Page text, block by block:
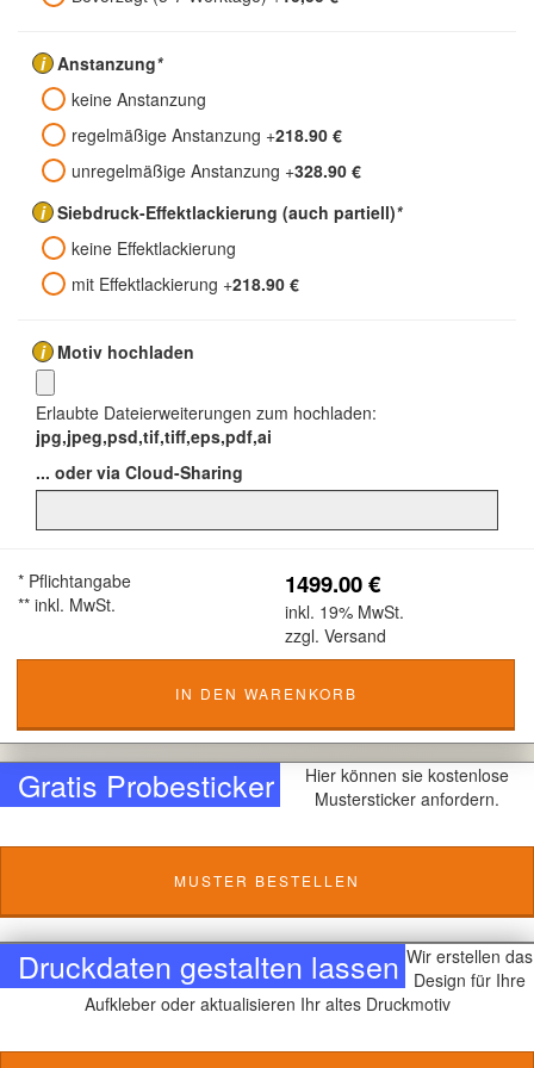
i Anstanzung*
keine Anstanzung
regelmäßige Anstanzung +218.90 €
unregelmäßige Anstanzung +328.90 €
i Siebdruck-Effektlackierung (auch partiell)*
keine Effektlackierung
mit Effektlackierung +218.90 €
i Motiv hochladen
Erlaubte Dateierweiterungen zum hochladen:
jpg,jpeg,psd,tif,tiff,eps,pdf,ai
... oder via Cloud-Sharing
* Pflichtangabe
** inkl. MwSt.
1499.00 €
inkl. 19% MwSt.
zzgl. Versand
IN DEN WARENKORB
Gratis Probesticker
Hier können sie kostenlose
Mustersticker anfordern.
MUSTER BESTELLEN
Druckdaten gestalten lassen Wir erstellen das
Design für Ihre
Aufkleber oder aktualisieren Ihr altes Druckmotiv